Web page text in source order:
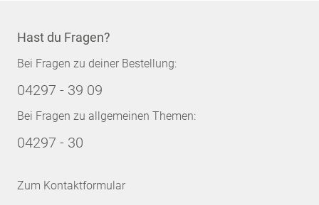
Hast du Fragen?
Bei Fragen zu deiner Bestellung:
04297 - 39 09
Bei Fragen zu allgemeinen Themen:
04297 - 30
Zum Kontaktformular